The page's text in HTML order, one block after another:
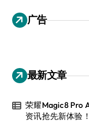
广告
最新文章
荣耀Magic8 Pro
资讯抢先新体验！